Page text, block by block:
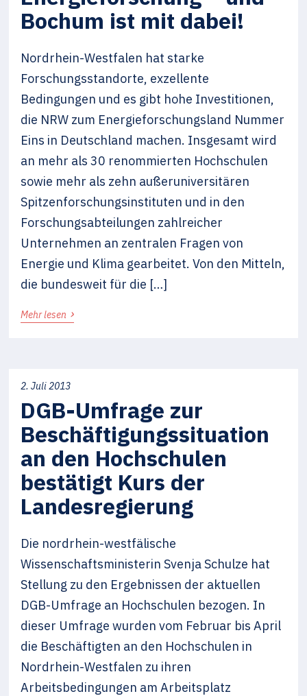
Bochum ist mit dabei!
Nordrhein-Westfalen hat starke
Forschungsstandorte, exzellente
Bedingungen und es gibt hohe Investitionen,
die NRW zum Energieforschungsland Nummer
Eins in Deutschland machen. Insgesamt wird
an mehr als 30 renommierten Hochschulen
sowie mehr als zehn außeruniversitären
Spitzenforschungsinstituten und in den
Forschungsabteilungen zahlreicher
Unternehmen an zentralen Fragen von
Energie und Klima gearbeitet. Von den Mitteln,
die bundesweit für die […]
Mehr lesen ›
2. Juli 2013
DGB-Umfrage zur
Beschäftigungssituation
an den Hochschulen
bestätigt Kurs der
Landesregierung
Die nordrhein-westfälische
Wissenschaftsministerin Svenja Schulze hat
Stellung zu den Ergebnissen der aktuellen
DGB-Umfrage an Hochschulen bezogen. In
dieser Umfrage wurden vom Februar bis April
die Beschäftigten an den Hochschulen in
Nordrhein-Westfalen zu ihren
Arbeitsbedingungen am Arbeitsplatz